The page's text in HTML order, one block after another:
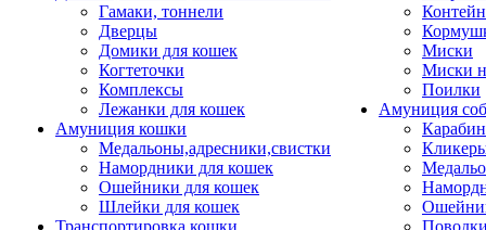
Гамаки, тоннели
Дверцы
Домики для кошек
Когтеточки
Комплексы
Лежанки для кошек
Амуниция кошки
Медальоны,адресники,свистки
Намордники для кошек
Ошейники для кошек
Шлейки для кошек
Транспортировка кошки
Миски
Миски
Поилки
Амуниция